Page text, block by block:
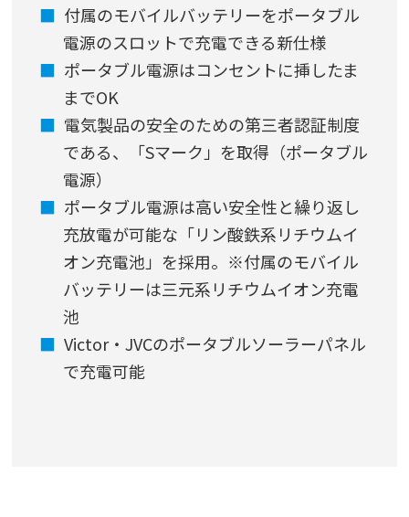
付属のモバイルバッテリーをポータブル
電源のスロットで充電できる新仕様
ポータブル電源はコンセントに挿したま
までOK
電気製品の安全のための第三者認証制度
である、「Sマーク」を取得（ポータブル
電源）
ポータブル電源は高い安全性と繰り返し
充放電が可能な「リン酸鉄系リチウムイ
オン充電池」を採用。※付属のモバイル
バッテリーは三元系リチウムイオン充電
池
Victor・JVCのポータブルソーラーパネル
で充電可能